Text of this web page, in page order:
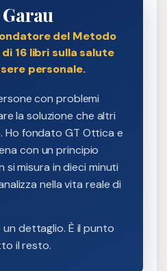
del Metodo
16 libri sulla salute
personale.
con problemi
la soluzione che altri
Ho fondato GT Ottica e
con un principio
si misura in dieci minuti
nella vita reale di
dettaglio. È il punto
il resto.